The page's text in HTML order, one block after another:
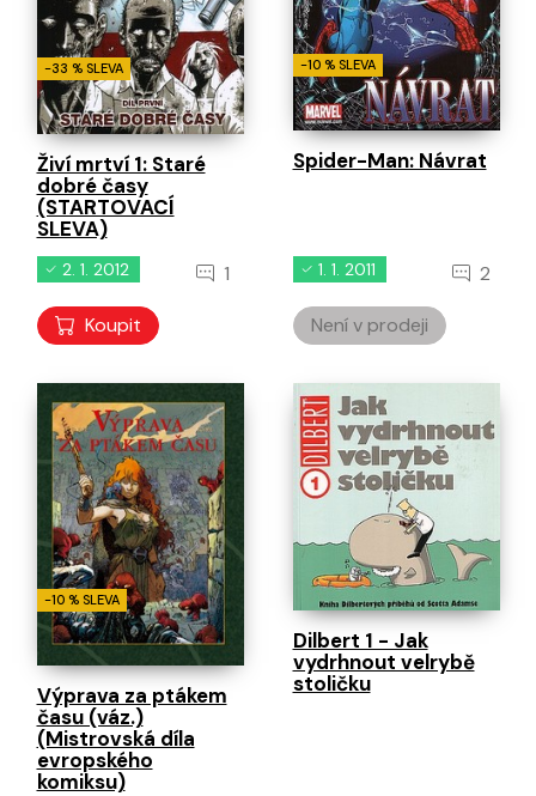
-33 % SLEVA
Živí mrtví 1: Staré
dobré časy
(STARTOVACÍ
SLEVA)
2. 1. 2012 1
Koupit
-10 % SLEVA
Spider-Man: Návrat
1. 1. 2011 2
Není v prodeji
-10 % SLEVA
Výprava za ptákem
času (váz.)
(Mistrovská díla
evropského
komiksu)
Dilbert 1 - Jak
vydrhnout velrybě
stoličku